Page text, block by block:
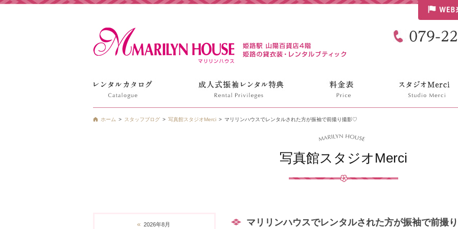
ホーム スタッフブログ 写真館スタジオMerci マリリンハウスでレンタルされた方が振袖で前撮り撮影♡
写真館スタジオMerci
マリリンハウスでレンタルされた方が振袖で前撮
« 2026年8月